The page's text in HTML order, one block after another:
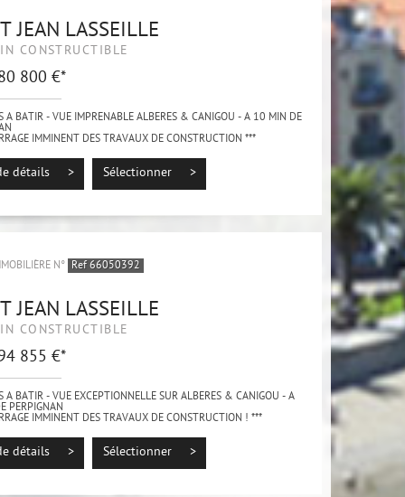
JEAN LASSEILLE
CONSTRUCTIBLE
800 €*
A BATIR - VUE IMPRENABLE ALBERES & CANIGOU - A 10 MIN DE
IMMINENT DES TRAVAUX DE CONSTRUCTION ***
la charmante commune de Saint-Jean-Lasseille, terrains à
une...
détails > Sélectionner >
N° Ref 66050392
JEAN LASSEILLE
CONSTRUCTIBLE
855 €*
A BATIR - VUE EXCEPTIONNELLE SUR ALBERES & CANIGOU - A
PERPIGNAN
IMMINENT DES TRAVAUX DE CONSTRUCTION ! ***
la charmante commune de Saint-Jean-Lasseille, terrains à
une...
détails > Sélectionner >